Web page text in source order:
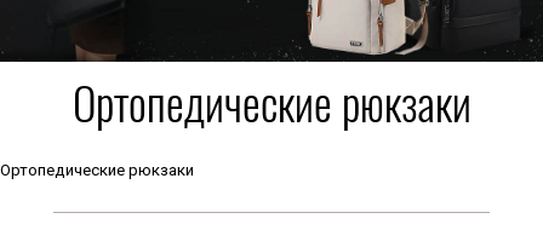
Ортопедические рюкзаки
Ортопедические рюкзаки